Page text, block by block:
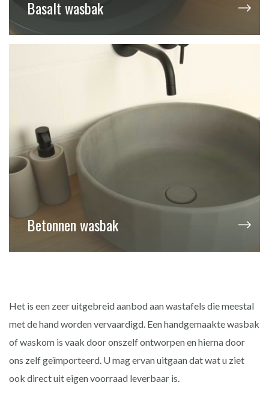
Basalt wasbak
Betonnen wasbak
Het is een zeer uitgebreid aanbod aan wastafels die meestal
met de hand worden vervaardigd. Een handgemaakte wasbak
of waskom is vaak door onszelf ontworpen en hierna door
ons zelf geïmporteerd. U mag ervan uitgaan dat wat u ziet
ook direct uit eigen voorraad leverbaar is.